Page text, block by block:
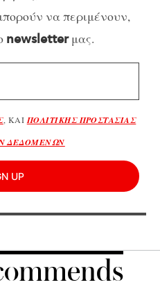
να περιμένουν,
newsletterμας.
, ΚΑΙ ΠΟΛΙΤΙΚΗΣ ΠΡΟΣΤΑΣΙΑΣ
ΔΕΔΟΜΕΝΩΝ
UP